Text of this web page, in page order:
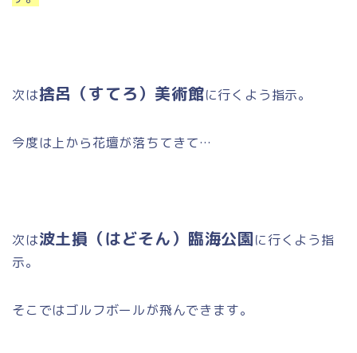
次は捨呂（すてろ）美術館に行くよう指示。
今度は上から花壇が落ちてきて…
次は波土損（はどそん）臨海公園に行くよう指
示。
そこではゴルフボールが飛んできます。